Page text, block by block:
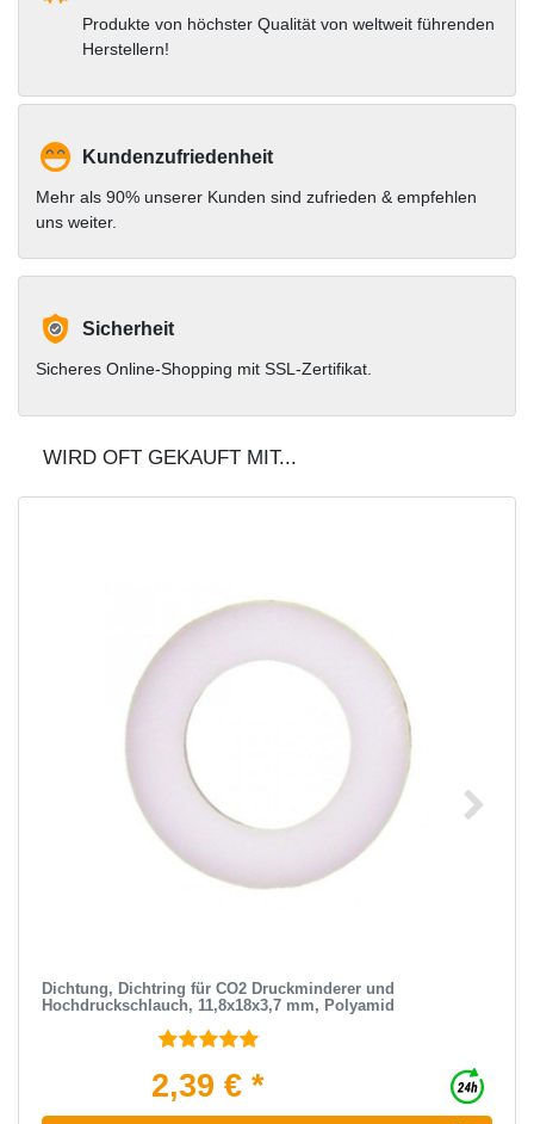
Produkte von höchster Qualität von weltweit führenden
Herstellern!
Kundenzufriedenheit
Mehr als 90% unserer Kunden sind zufrieden & empfehlen
uns weiter.
Sicherheit
Sicheres Online-Shopping mit SSL-Zertifikat.
WIRD OFT GEKAUFT MIT...
Dichtung, Dichtring für CO2 Druckminderer und
Hochdruckschlauch, 11,8x18x3,7 mm, Polyamid
2,39 € *